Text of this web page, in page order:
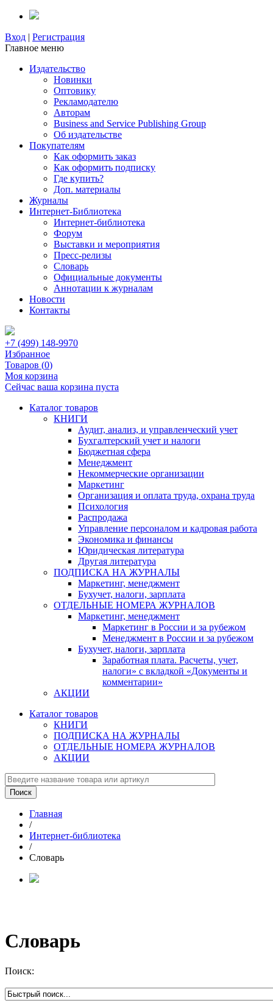
Вход | Регистрация
Главное меню
Издательство
Новинки
Оптовику
Рекламодателю
Авторам
Business and Service Publishing Group
Об издательстве
Покупателям
Как оформить заказ
Как оформить подписку
Где купить?
Доп. материалы
Журналы
Интернет-Библиотека
Интернет-библиотека
Форум
Выставки и мероприятия
Пресс-релизы
Словарь
Официальные документы
Аннотации к журналам
Новости
Контакты
+7 (499) 148-9970
Избранное
Товаров (0)
Моя корзина
Сейчас ваша корзина пуста
Каталог товаров
КНИГИ
Аудит, анализ, и управленческий учет
Бухгалтерский учет и налоги
Бюджетная сфера
Менеджмент
Некоммерческие организации
Маркетинг
Организация и оплата труда, охрана труда
Психология
Распродажа
Управление персоналом и кадровая работа
Экономика и финансы
Юридическая литература
Другая литература
ПОДПИСКА НА ЖУРНАЛЫ
Маркетинг, менеджмент
Бухучет, налоги, зарплата
ОТДЕЛЬНЫЕ НОМЕРА ЖУРНАЛОВ
Маркетинг, менеджмент
Маркетинг в России и за рубежом
Менеджмент в России и за рубежом
Бухучет, налоги, зарплата
Заработная плата. Расчеты, учет,
налоги» с вкладкой «Документы и
комментарии»
АКЦИИ
Каталог товаров
КНИГИ
ПОДПИСКА НА ЖУРНАЛЫ
ОТДЕЛЬНЫЕ НОМЕРА ЖУРНАЛОВ
АКЦИИ
Главная
/
Интернет-библиотека
/
Словарь
Словарь
Поиск: